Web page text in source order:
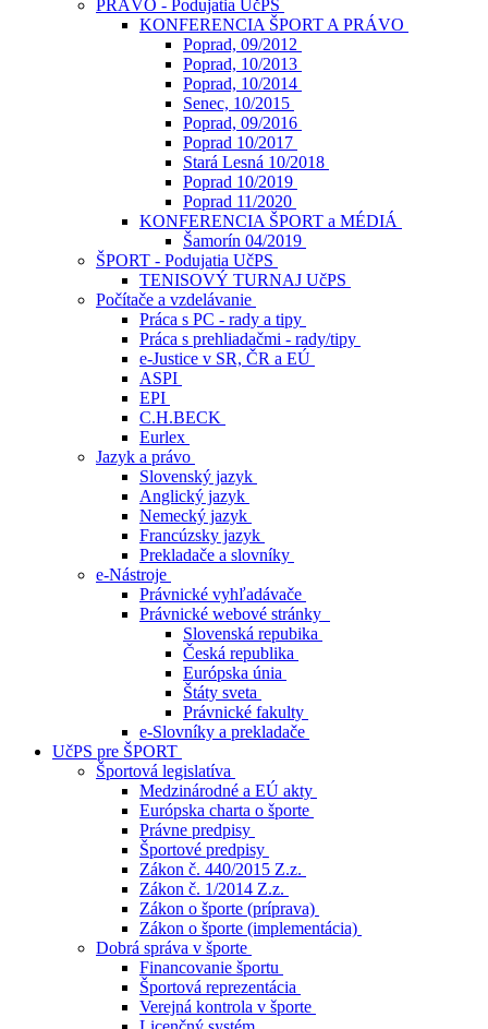
PRÁVO - Podujatia UčPS
KONFERENCIA ŠPORT A PRÁVO
Poprad, 09/2012
Poprad, 10/2013
Poprad, 10/2014
Senec, 10/2015
Poprad, 09/2016
Poprad 10/2017
Stará Lesná 10/2018
Poprad 10/2019
Poprad 11/2020
KONFERENCIA ŠPORT a MÉDIÁ
Šamorín 04/2019
ŠPORT - Podujatia UčPS
TENISOVÝ TURNAJ UčPS
Počítače a vzdelávanie
Práca s PC - rady a tipy
Práca s prehliadačmi - rady/tipy
e-Justice v SR, ČR a EÚ
ASPI
EPI
C.H.BECK
Eurlex
Jazyk a právo
Slovenský jazyk
Anglický jazyk
Nemecký jazyk
Francúzsky jazyk
Prekladače a slovníky
e-Nástroje
Právnické vyhľadávače
Právnické webové stránky
Slovenská repubika
Česká republika
Európska únia
Štáty sveta
Právnické fakulty
e-Slovníky a prekladače
UčPS pre ŠPORT
Športová legislatíva
Medzinárodné a EÚ akty
Európska charta o športe
Právne predpisy
Športové predpisy
Zákon č. 440/2015 Z.z.
Zákon č. 1/2014 Z.z.
Zákon o športe (príprava)
Zákon o športe (implementácia)
Dobrá správa v športe
Financovanie športu
Športová reprezentácia
Verejná kontrola v športe